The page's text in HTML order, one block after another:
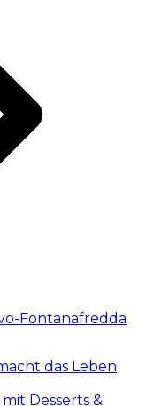
Fontanafredda
das Leben
Desserts &